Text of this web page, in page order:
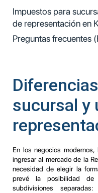
Impuestos para
de representación en
Preguntas frecuentes
sucursal y
En los negocios
ingresar al mercado de la
necesidad de elegir la
prevé la posibilidad
subdivisiones